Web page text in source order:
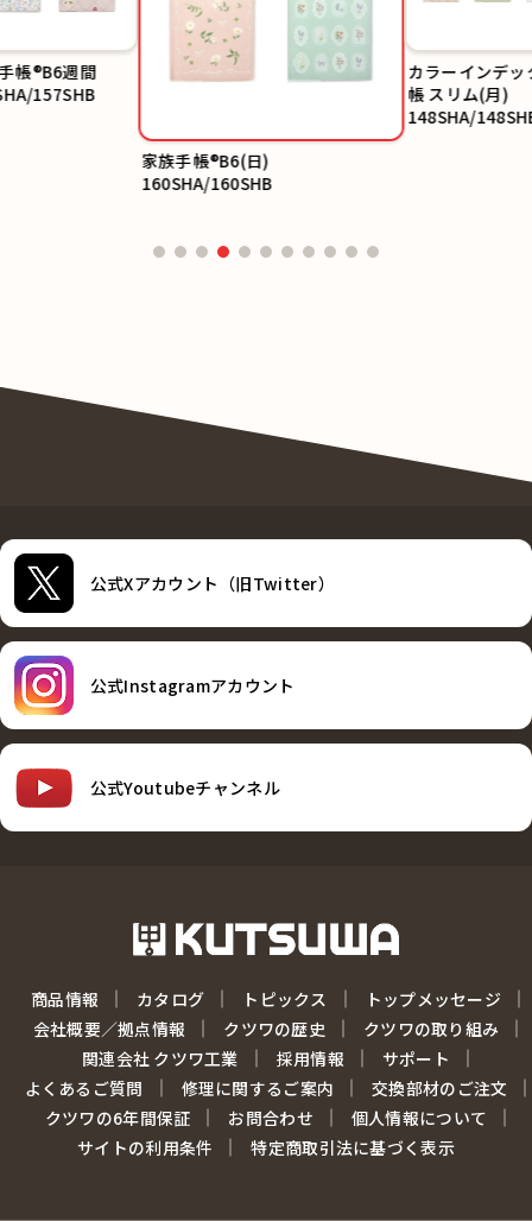
®B6週間
157SHB
家族手帳®B6(日)
160SHA/160SHB
カラーインデック
帳 スリム(月)
148SHA/148SHB/
SHC
公式Xアカウント（旧Twitter）
公式Instagramアカウント
公式Youtubeチャンネル
商品情報 カタログ トピックス
トップメッセージ
会社概要／拠点情報
クツワの歴史
クツワの取り組み
関連会社 クツワ工業
採用情報
サポート
よくあるご質問
修理に関するご案内
交換部材のご注文
クツワの6年間保証
お問合わせ
個人情報について
サイトの利用条件
特定商取引法に基づく表示